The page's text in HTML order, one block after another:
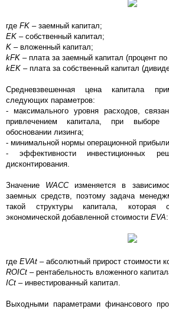
где FK – заемный капитал;
EK – собственный капитал;
K – вложенный капитал;
kFK – плата за заемный капитал (процент
kEK – плата за собственный капитал
Средневзвешенная цена капитала
следующих параметров:
- максимального уровня расходов,
привлечением капитала, при выборе
обосновании лизинга;
- минимальной нормы операционной
- эффективности инвестиционных
дисконтирования.
Значение WACCизменяется в
заемных средств, поэтому задача
такой структуры капитала, которая
экономической добавленной стоимости EVA:
где EVAt – абсолютный прирост стоимости
ROICt – рентабельность вложенного
ICt – инвестированный капитал.
Выходными параметрами финансового